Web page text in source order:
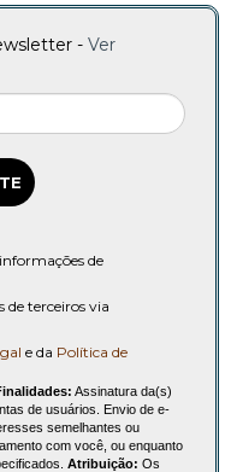
- Ver
de
de terceiros via
e da Política de
Assinatura da(s)
de usuários. Envio de e-
semelhantes ou
com você, ou enquanto
Atribuição: Os